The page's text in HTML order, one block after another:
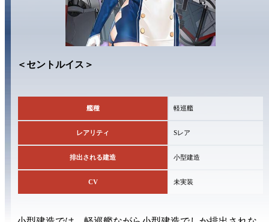
＜セントルイス＞
艦種 軽巡艦
レアリティ Sレア
排出される建造 小型建造
CV 未実装